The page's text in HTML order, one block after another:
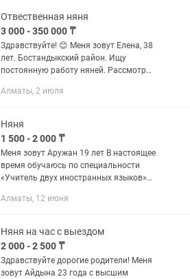
Отвественная няня
3 000 - 350 000 ₸
Здравствуйте! 😊 Меня зовут Елена, 38
лет. Бостандыкский район. Ищу
постоянную работу няней. Рассмотрю
постоянной основе. Как работаю: Могу
Алматы, 2 июля
Няня
1 500 - 2 000 ₸
Меня зовут Аружан 19 лет В настоящее
время обучаюсь по специальности
«Учитель двух иностранных языков»
внимательная няня. Предлагаю услуги
Алматы, 12 июня
Няня на час с выездом
2 000 - 2 500 ₸
Здравствуйте дорогие родители! Меня
зовут Айдына 23 года с высшим